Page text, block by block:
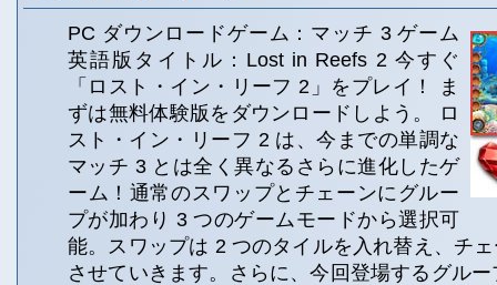
PC ダウンロードゲーム：マッチ 3 ゲーム
英語版タイトル：Lost in Reefs 2 今すぐ
「ロスト・イン・リーフ 2」をプレイ！ ま
ずは無料体験版をダウンロードしよう。 ロ
スト・イン・リーフ 2 は、今までの単調な
マッチ 3 とは全く異なるさらに進化したゲ
ーム！通常のスワップとチェーンにグルー
プが加わり 3 つのゲームモードから選択可
能。スワップは 2 つのタイルを入れ替え、チ
させていきます。さらに、今回登場するグル